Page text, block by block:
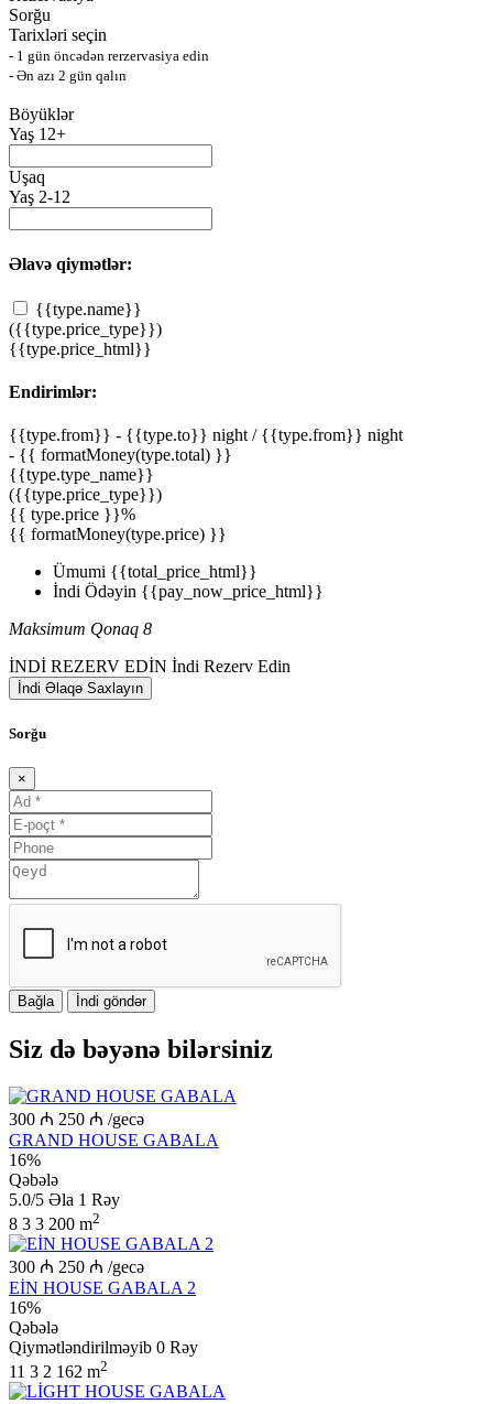
Sorğu
Tarixləri seçin
- 1 gün öncədən rerzervasiya edin
- Ən azı 2 gün qalın
Böyüklər
Yaş 12+
Uşaq
Yaş 2-12
Əlavə qiymətlər:
{{type.name}}
({{type.price_type}})
{{type.price_html}}
Endirimlər:
{{type.from}} - {{type.to}} night / {{type.from}} night
- {{ formatMoney(type.total) }}
{{type.type_name}}
({{type.price_type}})
{{ type.price }}%
{{ formatMoney(type.price) }}
Ümumi {{total_price_html}}
İndi Ödəyin {{pay_now_price_html}}
Maksimum Qonaq 8
İNDİ REZERV EDİN İndi Rezerv Edin
İndi Əlaqə Saxlayın
Sorğu
×
Bağla İndi göndər
Siz də bəyənə bilərsiniz
300 ₼ 250 ₼ /gecə
GRAND HOUSE GABALA
16%
Qəbələ
5.0/5 Əla 1 Rəy
8 3 3 200 m2
300 ₼ 250 ₼ /gecə
EİN HOUSE GABALA 2
16%
Qəbələ
Qiymətləndirilməyib 0 Rəy
11 3 2 162 m2